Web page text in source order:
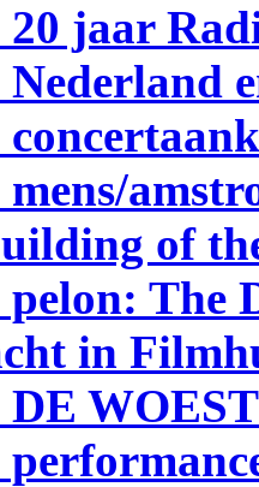
jaar
of
The
in
DE